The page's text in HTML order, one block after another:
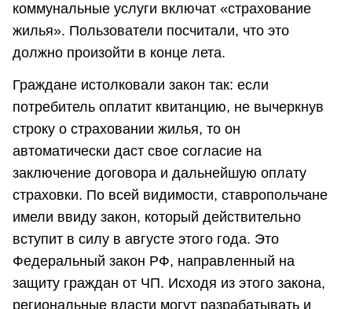
коммунальные услуги включат «страхование
жилья». Пользователи посчитали, что это
должно произойти в конце лета.
Граждане истолковали закон так: если
потребитель оплатит квитанцию, не вычеркнув
строку о страховании жилья, то он
автоматически даст свое согласие на
заключение договора и дальнейшую оплату
страховки. По всей видимости, ставропольчане
имели ввиду закон, который действительно
вступит в силу в августе этого года. Это
Федеральный закон РФ, направленный на
защиту граждан от ЧП. Исходя из этого закона,
региональные власти могут разрабатывать и